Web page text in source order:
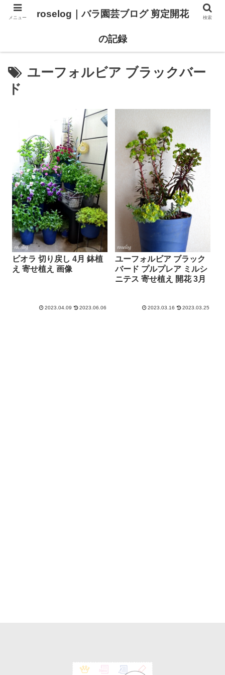
ユーフォルビア ブラックバー
ド
ビオラ 切り戻し 4月 鉢植
え 寄せ植え 画像
2023.04.09 2023.06.06
ユーフォルビア ブラック
バード プルプレア ミルシ
ニテス 寄せ植え 開花 3月
2023.03.16 2023.03.25
メニュー roselog｜バラ園芸ブログ 剪定開花
の記録
検索